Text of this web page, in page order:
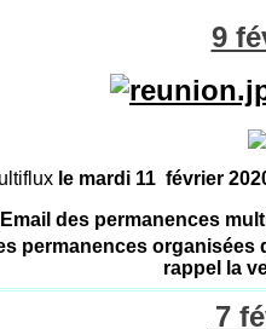
9
le mardi 11 février
des permanences
permanences organisées
rappel la
7